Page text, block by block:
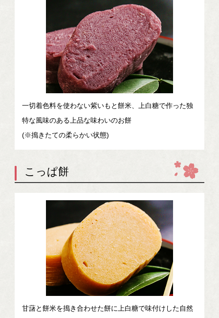
一切着色料を使わない紫いもと餅米、上白糖で作った独
特な風味のある上品な味わいのお餅
(※搗きたての柔らかい状態)
こっぱ餅
甘藷と餅米を搗き合わせた餅に上白糖で味付けした自然